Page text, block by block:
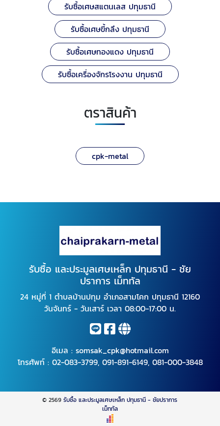
รับซื้อเศษสแตนเลส ปทุมธานี
รับซื้อเศษขี้กลึง ปทุมธานี
รับซื้อเศษทองแดง ปทุมธานี
รับซื้อเครื่องจักรโรงงาน ปทุมธานี
ตราสินค้า
cpk-metal
รับซื้อ และประมูลเศษเหล็ก ปทุมธานี - ชัย
ปราการ เม็ททัล
24 หมู่ที่ 1 ตำบลบ้านปทุม อำเภอสามโคก ปทุมธานี 12160
วันจันทร์ - วันเสาร์ เวลา 08:00-17:00 น.
อีเมล : somsak_cpk@hotmail.com
โทรศัพท์ : 02-083-3799, 091-891-6149, 081-000-3848
© 2569รับซื้อ และประมูลเศษเหล็ก ปทุมธานี - ชัยปราการ
เม็ททัล